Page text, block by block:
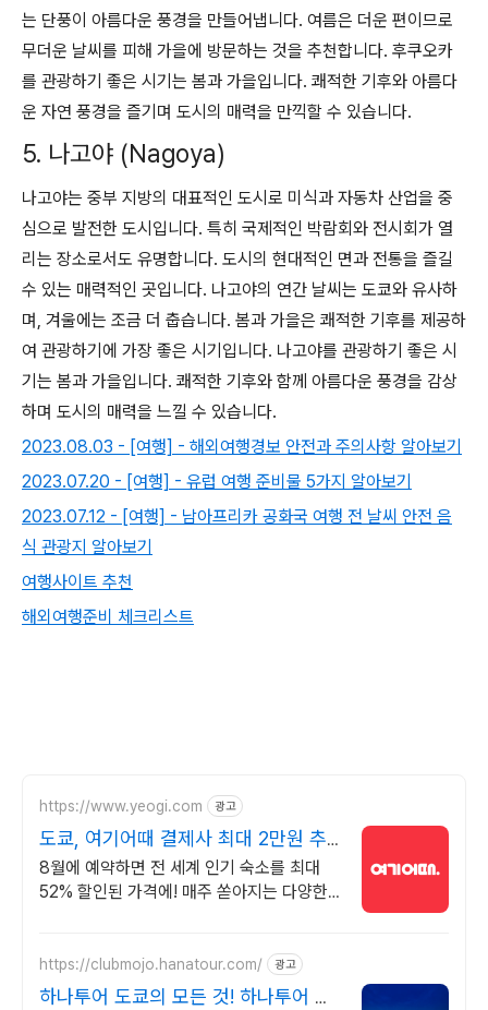
는 단풍이 아름다운 풍경을 만들어냅니다. 여름은 더운 편이므로
무더운 날씨를 피해 가을에 방문하는 것을 추천합니다. 후쿠오카
를 관광하기 좋은 시기는 봄과 가을입니다. 쾌적한 기후와 아름다
운 자연 풍경을 즐기며 도시의 매력을 만끽할 수 있습니다.
5. 나고야 (Nagoya)
나고야는 중부 지방의 대표적인 도시로 미식과 자동차 산업을 중
심으로 발전한 도시입니다. 특히 국제적인 박람회와 전시회가 열
리는 장소로서도 유명합니다. 도시의 현대적인 면과 전통을 즐길
수 있는 매력적인 곳입니다. 나고야의 연간 날씨는 도쿄와 유사하
며, 겨울에는 조금 더 춥습니다. 봄과 가을은 쾌적한 기후를 제공하
여 관광하기에 가장 좋은 시기입니다. 나고야를 관광하기 좋은 시
기는 봄과 가을입니다. 쾌적한 기후와 함께 아름다운 풍경을 감상
하며 도시의 매력을 느낄 수 있습니다.
2023.08.03 - [여행] - 해외여행경보 안전과 주의사항 알아보기
2023.07.20 - [여행] - 유럽 여행 준비물 5가지 알아보기
2023.07.12 - [여행] - 남아프리카 공화국 여행 전 날씨 안전 음
식 관광지 알아보기
여행사이트 추천
해외여행준비 체크리스트
https://www.yeogi.com 광고
도쿄, 여기어때 결제사 최대 2만원 추
가할인
8월에 예약하면 전 세계 인기 숙소를 최대
52% 할인된 가격에! 매주 쏟아지는 다양한
https://clubmojo.hanatour.com/ 광고
하나투어 도쿄의 모든 것! 하나투어 공